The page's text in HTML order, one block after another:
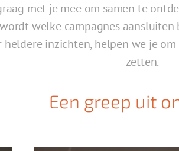
met je mee om samen te
welke campagnes
inzichten, helpen we je
zetten.
Een greep uit